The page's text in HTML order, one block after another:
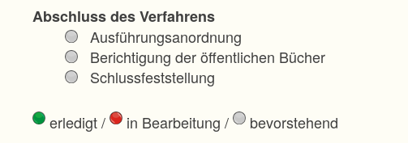
Abschluss des Verfahrens
Ausführungsanordnung
Berichtigung der öffentlichen Bücher
Schlussfeststellung
erledigt/ in Bearbeitung / bevorstehend